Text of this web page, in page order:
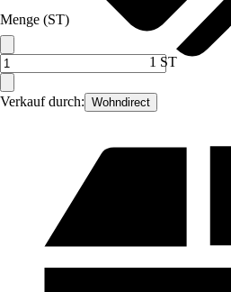
Verkauf durch: Wohndirect
Menge (ST)
1 ST